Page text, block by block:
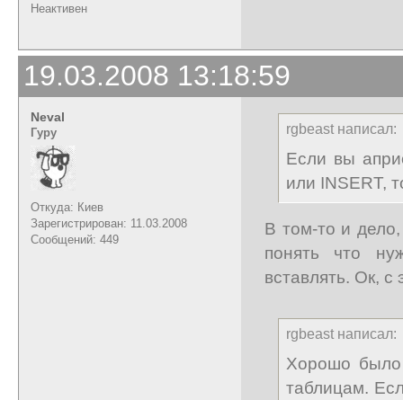
Неактивен
19.03.2008 13:18:59
Neval
Гуру
Откуда: Киев
Зарегистрирован: 11.03.2008
Сообщений: 449
rgbeast написал:
Если вы
или INSERT,
В том-то и
понять что
вставлять. Ок, с
rgbeast написал:
Хорошо было
таблицам.